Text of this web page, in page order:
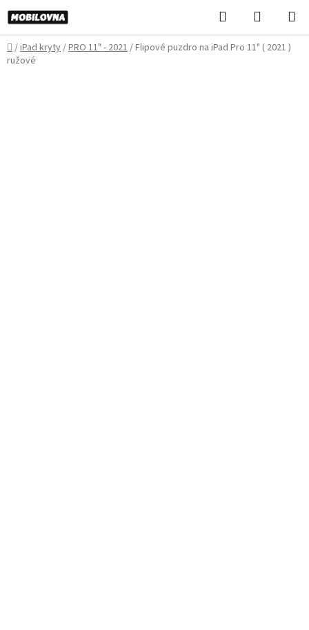
Prejsť
na
obsah
Hľadať
KOŠÍK
Domov
/iPad kryty/PRO 11" - 2021/Flipové puzdro na iPad Pro 11" ( 2021 )
ružové